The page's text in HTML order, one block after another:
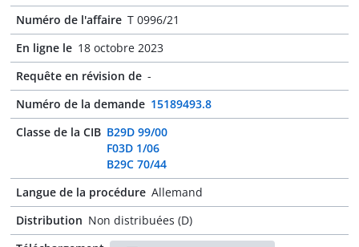
Numéro de l'affaire T 0996/21
En ligne le 18 octobre 2023
Requête en révision de -
Numéro de la demande 15189493.8
Classe de la CIB B29D 99/00
F03D 1/06
B29C 70/44
Langue de la procédure Allemand
Distribution Non distribuées (D)